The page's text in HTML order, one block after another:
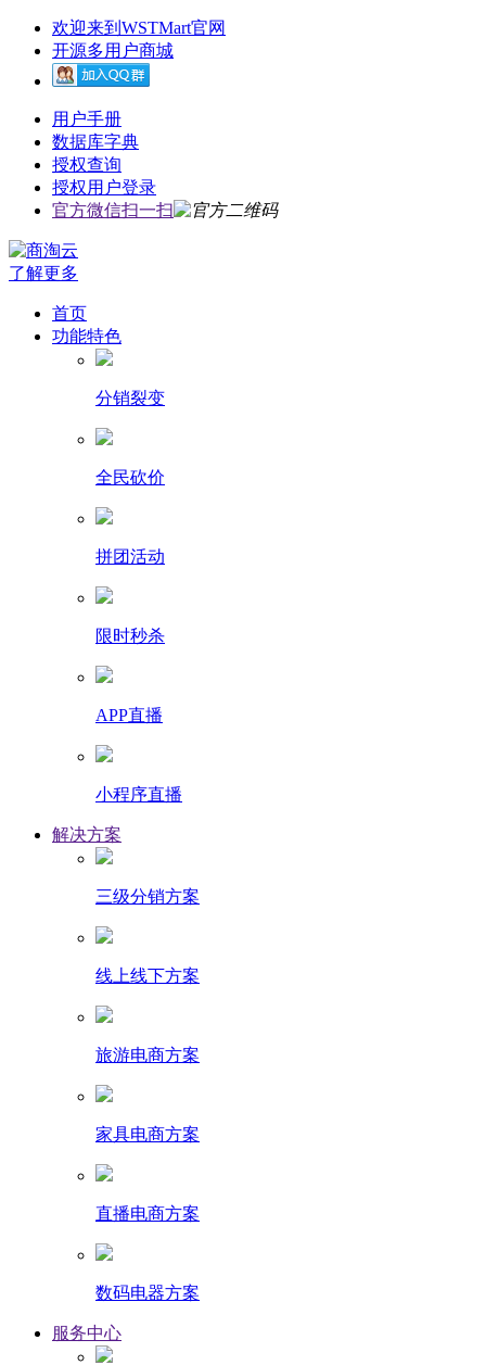
欢迎来到WSTMart官网
开源多用户商城
用户手册
数据库字典
授权查询
授权用户登录
官方微信扫一扫
了解更多
首页
功能特色
分销裂变
全民砍价
拼团活动
限时秒杀
APP直播
小程序直播
解决方案
三级分销方案
线上线下方案
旅游电商方案
家具电商方案
直播电商方案
数码电器方案
服务中心